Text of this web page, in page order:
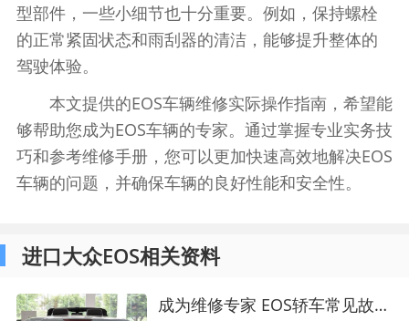
型部件，一些小细节也十分重要。例如，保持螺栓
的正常紧固状态和雨刮器的清洁，能够提升整体的
驾驶体验。
本文提供的EOS车辆维修实际操作指南，希望能
够帮助您成为EOS车辆的专家。通过掌握专业实务技
巧和参考维修手册，您可以更加快速高效地解决EOS
车辆的问题，并确保车辆的良好性能和安全性。
进口大众EOS相关资料
成为维修专家 EOS轿车常见故障解决方案，快速修复您的问题